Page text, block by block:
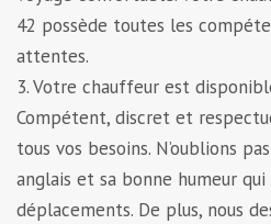
42 possède toutes les
attentes.
3. Votre chauffeur est
Compétent, discret et
tous vos besoins. N’oublions
anglais et sa bonne humeur
déplacements. De plus, nous